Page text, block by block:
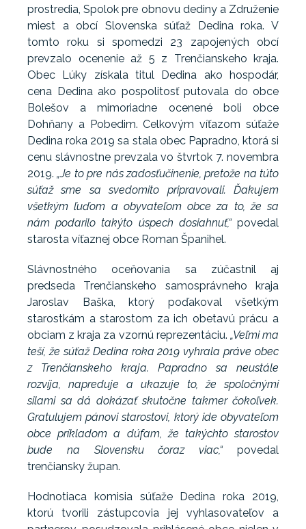
prostredia, Spolok pre obnovu dediny a Združenie
miest a obcí Slovenska súťaž Dedina roka. V
tomto roku si spomedzi 23 zapojených obcí
prevzalo ocenenie až 5 z Trenčianskeho kraja.
Obec Lúky získala titul Dedina ako hospodár,
cena Dedina ako pospolitosť putovala do obce
Bolešov a mimoriadne ocenené boli obce
Dohňany a Pobedim. Celkovým víťazom súťaže
Dedina roka 2019 sa stala obec Papradno, ktorá si
cenu slávnostne prevzala vo štvrtok 7. novembra
2019.„Je to pre nás zadosťučinenie, pretože na túto
súťaž sme sa svedomito pripravovali. Ďakujem
všetkým ľuďom a obyvateľom obce za to, že sa
nám podarilo takýto úspech dosiahnuť,“povedal
starosta víťaznej obce Roman Španihel.
Slávnostného oceňovania sa zúčastnil aj
predseda Trenčianskeho samosprávneho kraja
Jaroslav Baška, ktorý poďakoval všetkým
starostkám a starostom za ich obetavú prácu a
obciam z kraja za vzornú reprezentáciu. „Veľmi ma
teší, že súťaž Dedina roka 2019 vyhrala práve obec
z Trenčianskeho kraja. Papradno sa neustále
rozvíja, napreduje a ukazuje to, že spoločnými
silami sa dá dokázať skutočne takmer čokoľvek.
Gratulujem pánovi starostovi, ktorý ide obyvateľom
obce príkladom a dúfam, že takýchto starostov
bude na Slovensku čoraz viac,“ povedal
trenčiansky župan.
Hodnotiaca komisia súťaže Dedina roka 2019,
ktorú tvorili zástupcovia jej vyhlasovateľov a